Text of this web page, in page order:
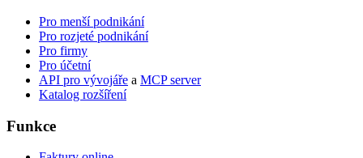
result.
Pro menší podnikání
Pro rozjeté podnikání
Pro firmy
Pro účetní
API pro vývojáře a MCP server
Katalog rozšíření
Funkce